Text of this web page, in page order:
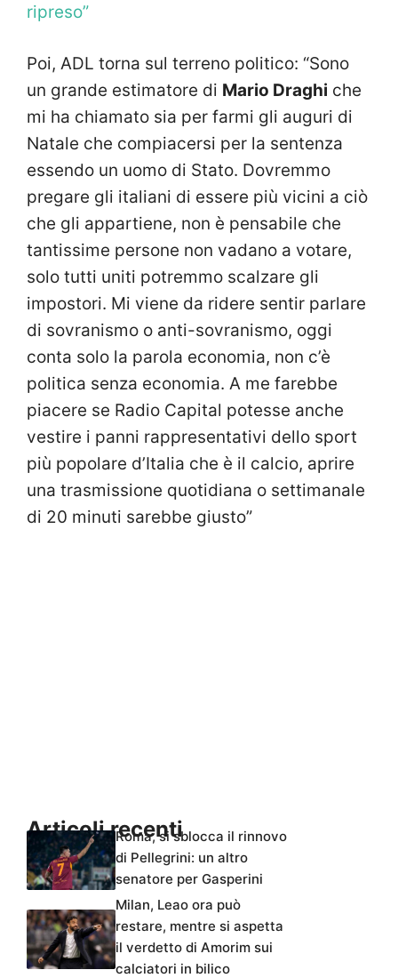
ripreso”
Poi, ADL torna sul terreno politico: “Sono
un grande estimatore di Mario Draghi che
mi ha chiamato sia per farmi gli auguri di
Natale che compiacersi per la sentenza
essendo un uomo di Stato. Dovremmo
pregare gli italiani di essere più vicini a ciò
che gli appartiene, non è pensabile che
tantissime persone non vadano a votare,
solo tutti uniti potremmo scalzare gli
impostori. Mi viene da ridere sentir parlare
di sovranismo o anti-sovranismo, oggi
conta solo la parola economia, non c’è
politica senza economia. A me farebbe
piacere se Radio Capital potesse anche
vestire i panni rappresentativi dello sport
più popolare d’Italia che è il calcio, aprire
una trasmissione quotidiana o settimanale
di 20 minuti sarebbe giusto”
Articoli recentiRoma, si sblocca il rinnovo
di Pellegrini: un altro
senatore per Gasperini
Milan, Leao ora può
restare, mentre si aspetta
il verdetto di Amorim sui
calciatori in bilico